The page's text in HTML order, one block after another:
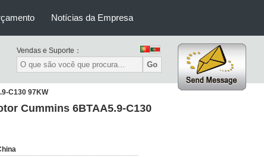
Notícias da Empresa
Vendas e Suporte：
Go
C130 97KW
Cummins 6BTAA5.9-C130